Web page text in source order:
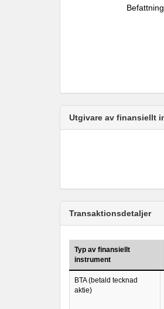
Utgivare av finansiellt
Transaktionsdetaljer
Typ av finansiellt
instrument
BTA (betald tecknad
aktie)